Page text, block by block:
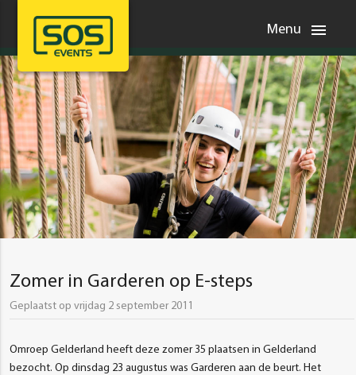
Menu menu
Zomer in Garderen op E-steps
Geplaatst op vrijdag 2 september 2011
Omroep Gelderland heeft deze zomer 35 plaatsen in Gelderland
bezocht. Op dinsdag 23 augustus was Garderen aan de beurt. Het